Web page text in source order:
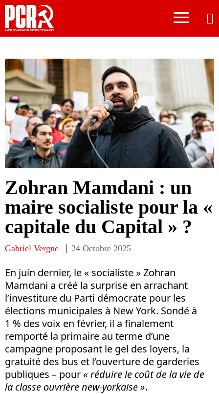
≡
Zohran Mamdani : un
maire socialiste pour la «
capitale du Capital » ?
Gabriel Vergne 24 Octobre 2025
En juin dernier, le « socialiste » Zohran
Mamdani a créé la surprise en arrachant
l’investiture du Parti démocrate pour les
élections municipales à New York. Sondé à
1 % des voix en février, il a finalement
remporté la primaire au terme d’une
campagne proposant le gel des loyers, la
gratuité des bus et l’ouverture de garderies
publiques – pour « réduire le coût de la vie de
la classe ouvrière new-yorkaise ».